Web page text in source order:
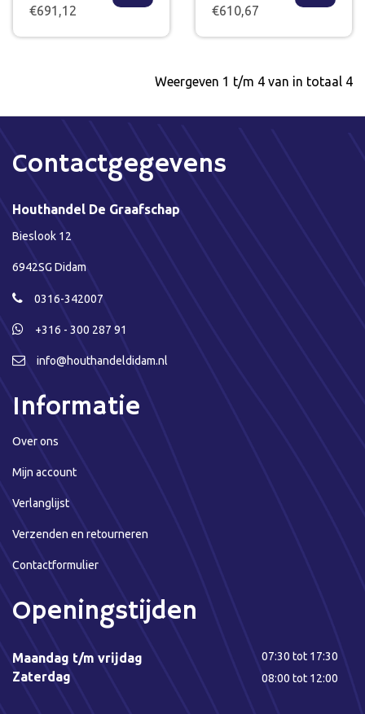
€691,12
€610,67
Weergeven 1 t/m 4 van in totaal 4
Contactgegevens
Houthandel De Graafschap
Bieslook 12
6942SG Didam
0316-342007
+316 - 300 287 91
info@houthandeldidam.nl
Informatie
Over ons
Mijn account
Verlanglijst
Verzenden en retourneren
Contactformulier
Openingstijden
Maandag t/m vrijdag
Zaterdag
07:30 tot 17:30
08:00 tot 12:00